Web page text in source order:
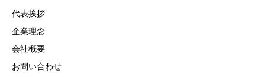
代表挨拶
企業理念
会社概要
お問い合わせ